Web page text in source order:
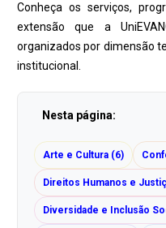
Conheça os serviços,
extensão que a
organizados por dimensão
institucional.
Nesta página:
Arte e Cultura (6)
Direitos Humanos e
Diversidade e Inclusão